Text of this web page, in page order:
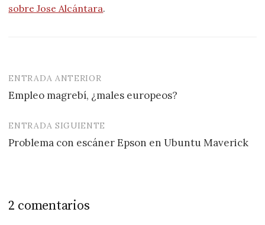
sobre Jose Alcántara.
Navegación
de
entradas
ENTRADA ANTERIOR
Empleo magrebí, ¿males europeos?
ENTRADA SIGUIENTE
Problema con escáner Epson en Ubuntu Maverick
2 comentarios